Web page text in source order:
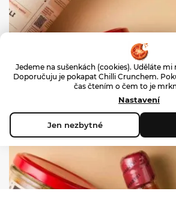
Jedeme na sušenkách (cookies). Uděláte
Doporučuju je pokapat Chilli Crunchem.
čas čtením o čem to je
Nastavení
Jen nezbytné